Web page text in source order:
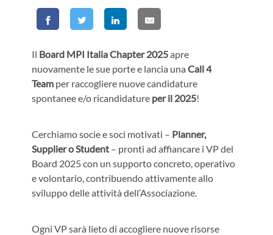
Il Board MPI Italia Chapter2025apre
nuovamente le sue porte e lancia unaCall 4
Team per raccogliere nuove candidature
spontanee e/o ricandidature per il 2025!
Cerchiamo socie e soci motivati – Planner,
Supplier o Student – pronti ad affiancare i VP del
Board 2025 con un supporto concreto, operativo
e volontario, contribuendo attivamente allo
sviluppo delle attività dell’Associazione.
Ogni VP sarà lieto di accogliere nuove risorse